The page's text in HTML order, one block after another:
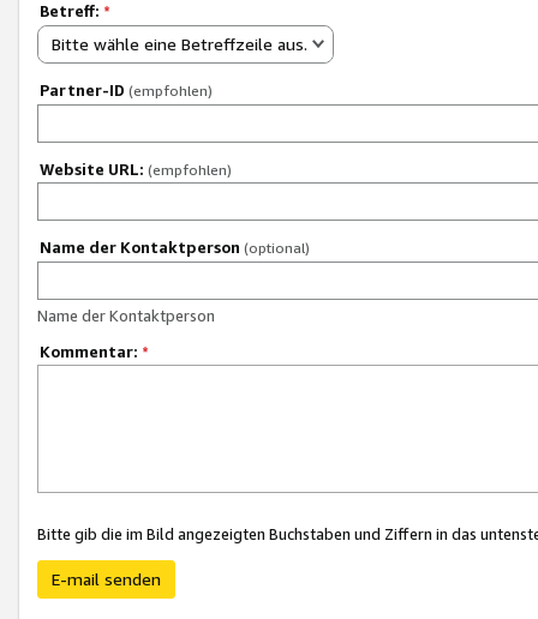
Betreff: *
Bitte wähle eine Betreffzeile aus.
Partner-ID (empfohlen)
Website URL: (empfohlen)
Name der Kontaktperson (optional)
Name der Kontaktperson
Kommentar: *
Bitte gib die im Bild angezeigten Buchstaben und Ziffern in das
E-mail senden